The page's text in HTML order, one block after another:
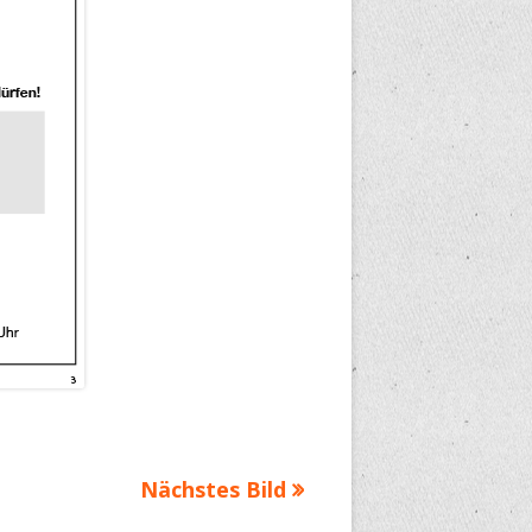
Nächstes Bild